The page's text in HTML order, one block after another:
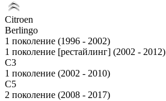
Citroen
Berlingo
1 поколение (1996 - 2002)
1 поколение [рестайлинг] (2002 - 2012)
C3
1 поколение (2002 - 2010)
C5
2 поколение (2008 - 2017)